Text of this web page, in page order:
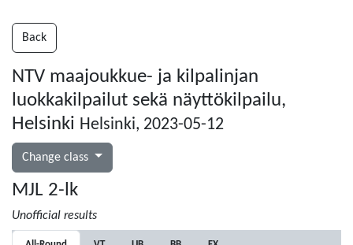
Back
NTV maajoukkue- ja kilpalinjan
luokkakilpailut sekä näyttökilpailu,
Helsinki Helsinki, 2023-05-12
Change class
MJL 2-lk
Unofficial results